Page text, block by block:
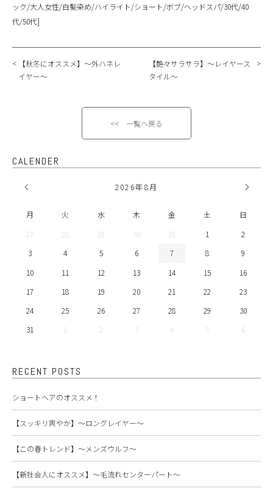
ック/大人女性/白髪染め/ハイライト/ショート/ボブ/ヘッドスパ/30代/40
代/50代]
【秋冬にオススメ】～外ハネレ
イヤー～
【艶々サラサラ】～レイヤース
タイル～
<< 一覧へ戻る
CALENDER
2026年8月
月 火 水 木 金 土
日
27
28 29 30 31 1
2
3
4 5 6 7 8
9
10
11 12 13 14 15
16
17
18 19 20 21 22
23
24
25 26 27 28 29
30
31
1 2 3 4 5 6
RECENT POSTS
ショートヘアのオススメ！
【スッキリ爽やか】～ロングレイヤー～
【この春トレンド】～メンズウルフ～
【新社会人にオススメ】～毛流れセンターパート～